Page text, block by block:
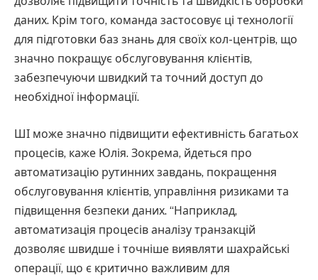
даних. Крім того, команда застосовує ці технології
для підготовки баз знань для своїх кол-центрів, що
значно покращує обслуговування клієнтів,
забезпечуючи швидкий та точний доступ до
необхідної інформації.
ШІ може значно підвищити ефективність багатьох
процесів, каже Юлія. Зокрема, йдеться про
автоматизацію рутинних завдань, покращення
обслуговування клієнтів, управління ризиками та
підвищення безпеки даних. “Наприклад,
автоматизація процесів аналізу транзакцій
дозволяє швидше і точніше виявляти шахрайські
операції, що є критично важливим для